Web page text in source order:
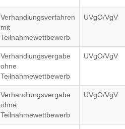
Verhandlungsverfahren
mit
Teilnahmewettbewerb
UVgO/VgV
Verhandlungsvergabe
ohne
Teilnahmewettbewerb
UVgO/VgV
Verhandlungsvergabe
ohne
Teilnahmewettbewerb
UVgO/VgV